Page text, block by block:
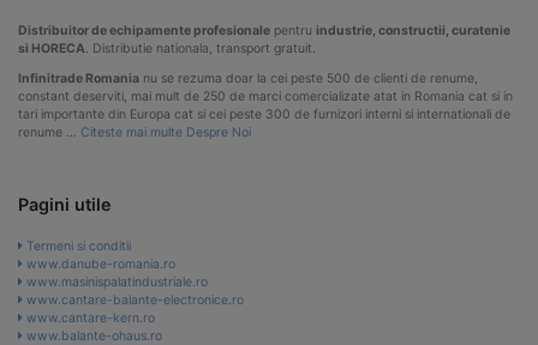
Distribuitor de echipamente profesionale pentru industrie, constructii, curatenie
si HORECA. Distributie nationala, transport gratuit.
Infinitrade Romania nu se rezuma doar la cei peste 500 de clienti de renume,
constant deserviti, mai mult de 250 de marci comercializate atat in Romania cat si in
tari importante din Europa cat si cei peste 300 de furnizori interni si internationali de
renume … Citeste mai multe Despre Noi
Pagini utile
Termeni si conditii
www.danube-romania.ro
www.masinispalatindustriale.ro
www.cantare-balante-electronice.ro
www.cantare-kern.ro
www.balante-ohaus.ro